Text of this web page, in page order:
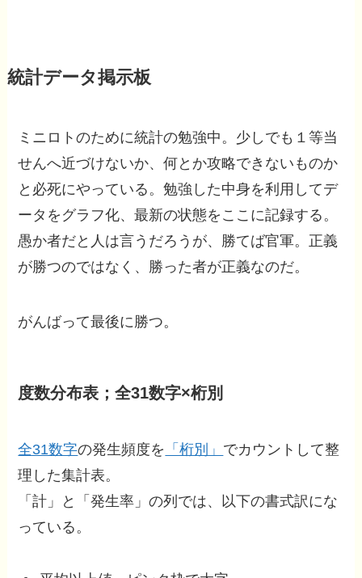
統計データ掲示板
ミニロトのために統計の勉強中。少しでも１等当
せんへ近づけないか、何とか攻略できないものか
と必死にやっている。勉強した中身を利用してデ
ータをグラフ化、最新の状態をここに記録する。
愚か者だと人は言うだろうが、勝てば官軍。正義
が勝つのではなく、勝った者が正義なのだ。
がんばって最後に勝つ。
度数分布表；全31数字×桁別
全31数字の発生頻度を 「桁別」 でカウントして整
理した集計表。
「計」と「発生率」の列では、以下の書式訳にな
っている。